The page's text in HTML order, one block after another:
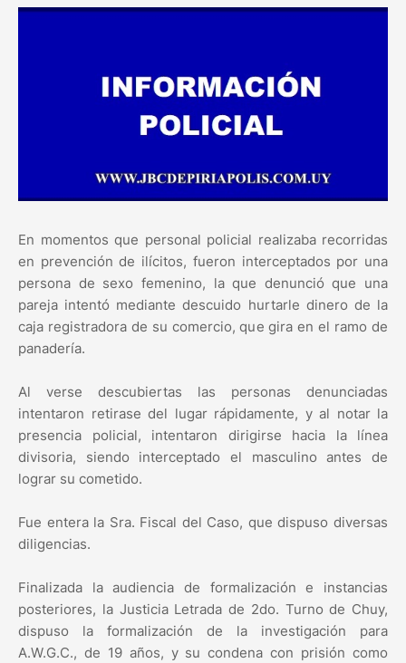
En momentos que personal policial realizaba recorridas
en prevención de ilícitos, fueron interceptados por una
persona de sexo femenino, la que denunció que una
pareja intentó mediante descuido hurtarle dinero de la
caja registradora de su comercio, que gira en el ramo de
panadería.
Al verse descubiertas las personas denunciadas
intentaron retirase del lugar rápidamente, y al notar la
presencia policial, intentaron dirigirse hacia la línea
divisoria, siendo interceptado el masculino antes de
lograr su cometido.
Fue entera la Sra. Fiscal del Caso, que dispuso diversas
diligencias.
Finalizada la audiencia de formalización e instancias
posteriores, la Justicia Letrada de 2do. Turno de Chuy,
dispuso la formalización de la investigación para
A.W.G.C., de 19 años, y su condena con prisión como